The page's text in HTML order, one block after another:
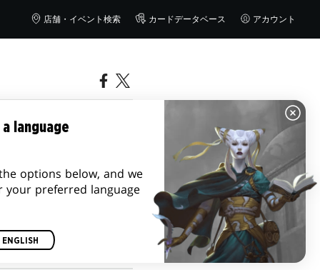
店舗・イベント検索 カードデータベース アカウント
者』に
a language
options below, and we
your preferred language
ENGLISH